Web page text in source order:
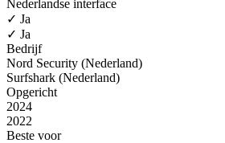
Nederlandse interface
✓ Ja
✓ Ja
Bedrijf
Nord Security (Nederland)
Surfshark (Nederland)
Opgericht
2024
2022
Beste voor